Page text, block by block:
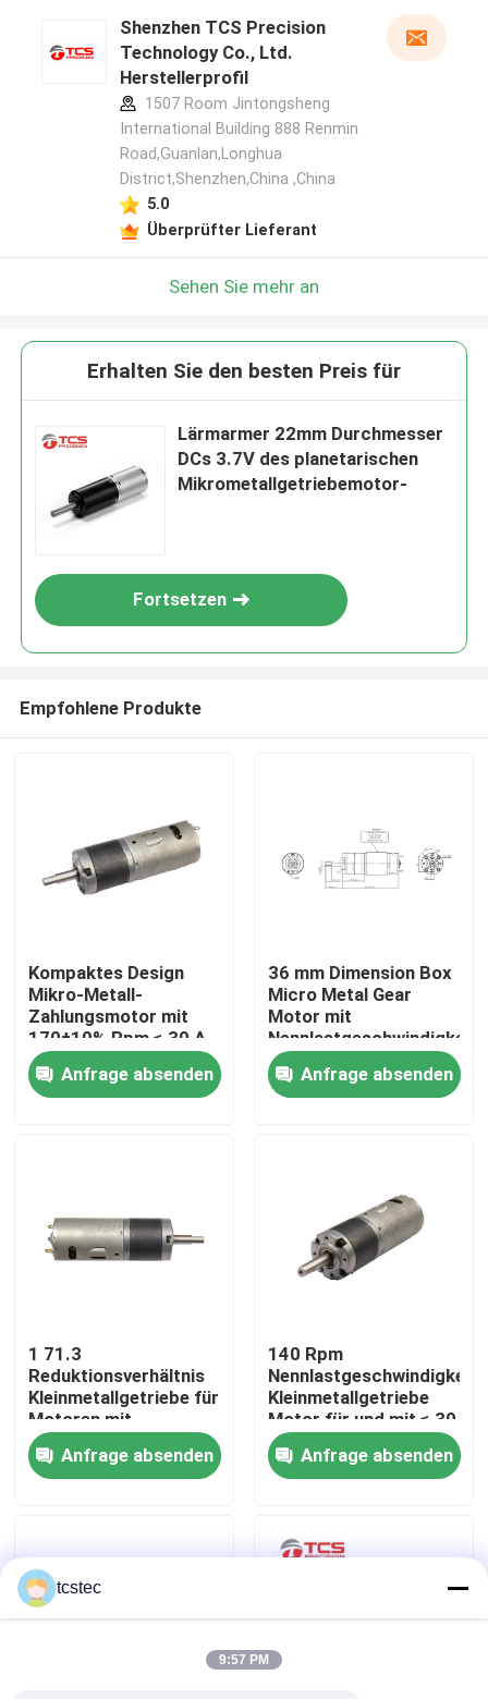
Zu Hause
Werksbesichtigung
Qualitätskontrolle
Kontakt mit uns
Rechtssachen
Shenzhen TCS Precision
Technology Co., Ltd.
Herstellerprofil
1507 Room Jintongsheng
International Building 888 Renmin
Road,Guanlan,Longhua
District,Shenzhen,China ,China
5.0
Überprüfter Lieferant
Sehen Sie mehr an
Erhalten Sie den besten Preis für
Lärmarmer 22mm Durchmesser
DCs 3.7V des planetarischen
Mikrometallgetriebemotor-
Fortsetzen
Empfohlene Produkte
Kompaktes Design
Mikro-Metall-
Zahlungsmotor mit
170±10% Rpm ≤ 30 A
Stallstrom
Anfrage absenden
36 mm Dimension Box
Micro Metal Gear
Motor mit
Nennlastgeschwindigkeit
von 140±10% U/min
Anfrage absenden
1 71.3
Reduktionsverhältnis
Kleinmetallgetriebe für
Motoren mit
Nennstrom ≤ 6 A
Anfrage absenden
140 Rpm
Nennlastgeschwindigkeit
Kleinmetallgetriebe
Motor für und mit ≤ 30
A Stallstrom
Anfrage absenden
tcstec
9:57 PM